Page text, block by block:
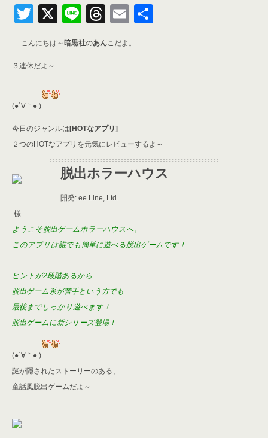
T
itt
er
X Li
n
e
T
re
E
ai
こんにちは～暗黒社のあんこ だよ。
３連休だよ～
(●´∀｀● )
今日のジャンルは[HOTなアプリ]
２つのHOTなアプリを元気にレビューするよ～
脱出ホラーハウス
開発: ee Line, Ltd.
様
ようこそ脱出ゲームホラーハウスへ。
このアプリは誰でも簡単に遊べる脱出ゲームです！
ヒントが2段階あるから
脱出ゲーム系が苦手という方でも
最後までしっかり遊べます！
脱出ゲームに新シリーズ登場！
(●´∀｀● )
謎が隠されたストーリーのある、
童話風脱出ゲームだよ～